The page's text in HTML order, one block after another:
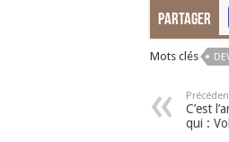
Partager
Mots clés
C’est
qui :